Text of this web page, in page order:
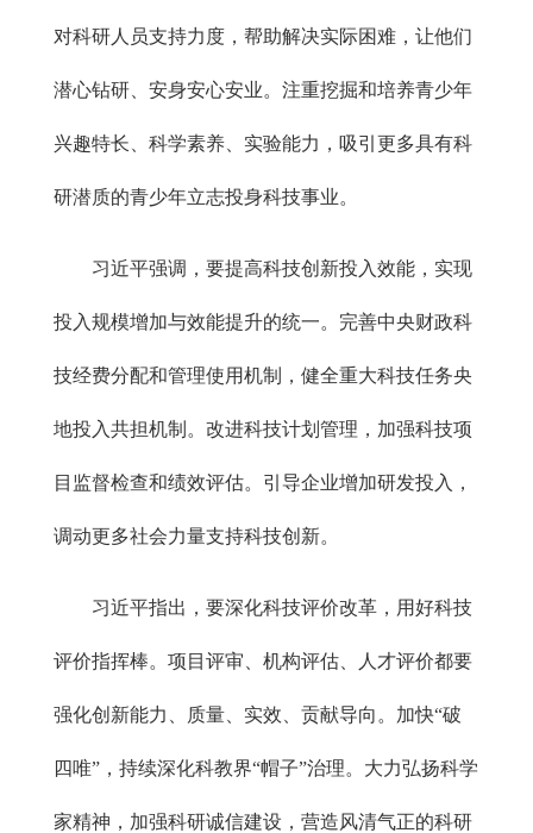
对科研人员支持力度，帮助解决实际困难，让他们
潜心钻研、安身安心安业。注重挖掘和培养青少年
兴趣特长、科学素养、实验能力，吸引更多具有科
研潜质的青少年立志投身科技事业。
习近平强调，要提高科技创新投入效能，实现
投入规模增加与效能提升的统一。完善中央财政科
技经费分配和管理使用机制，健全重大科技任务央
地投入共担机制。改进科技计划管理，加强科技项
目监督检查和绩效评估。引导企业增加研发投入，
调动更多社会力量支持科技创新。
习近平指出，要深化科技评价改革，用好科技
评价指挥棒。项目评审、机构评估、人才评价都要
强化创新能力、质量、实效、贡献导向。加快“破
四唯”，持续深化科教界“帽子”治理。大力弘扬科学
家精神，加强科研诚信建设，营造风清气正的科研